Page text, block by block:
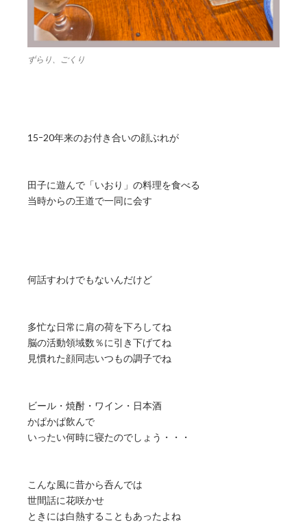
ずらり、ごくり
15ｰ20年来のお付き合いの顔ぶれが
田子に遊んで「いおり」の料理を食べる
当時からの王道で一同に会す
何話すわけでもないんだけど
多忙な日常に肩の荷を下ろしてね
脳の活動領域数％に引き下げてね
見慣れた顔同志いつもの調子でね
ビール・焼酎・ワイン・日本酒
かぱかぱ飲んで
いったい何時に寝たのでしょう・・・
こんな風に昔から呑んでは
世間話に花咲かせ
ときには白熱することもあったよね